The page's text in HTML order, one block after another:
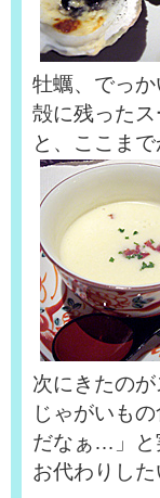
牡蠣、でっ
殻に残った
と、ここまで
次にきたの
じゃがいも
だなぁ…」と
お代わりした